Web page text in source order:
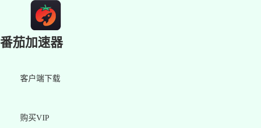
番茄加速器
客户端下载
购买VIP